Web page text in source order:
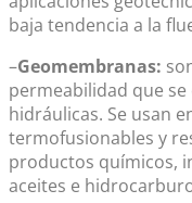
baja tendencia a la
–Geomembranas:
permeabilidad que
hidráulicas. Se usan
termofusionables y
productos químicos,
aceites e